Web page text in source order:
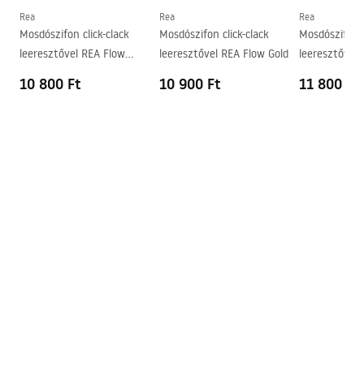
Forma
Csaptelep szerelési lyuk
Nem
Rea
Mosdószifon click-clack
leeresztővel REA Flow
10 800 Ft
Rea
Mosdószifon click-clack
leeresztővel REA Flow Gold
10 900 Ft
Rea
Mosdószifon
leeresztővel
11 800 Ft